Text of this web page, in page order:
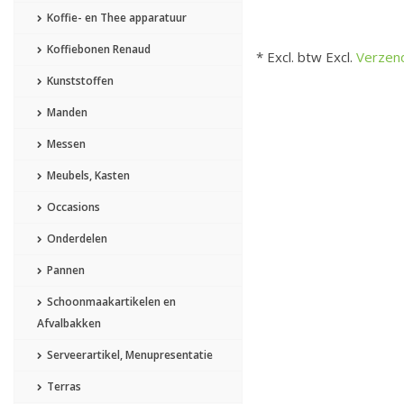
Koffie- en Thee apparatuur
Koffiebonen Renaud
Kunststoffen
Manden
Messen
Meubels, Kasten
Occasions
Onderdelen
Pannen
Schoonmaakartikelen en
Afvalbakken
Serveerartikel, Menupresentatie
Terras
* Excl. btw Excl.